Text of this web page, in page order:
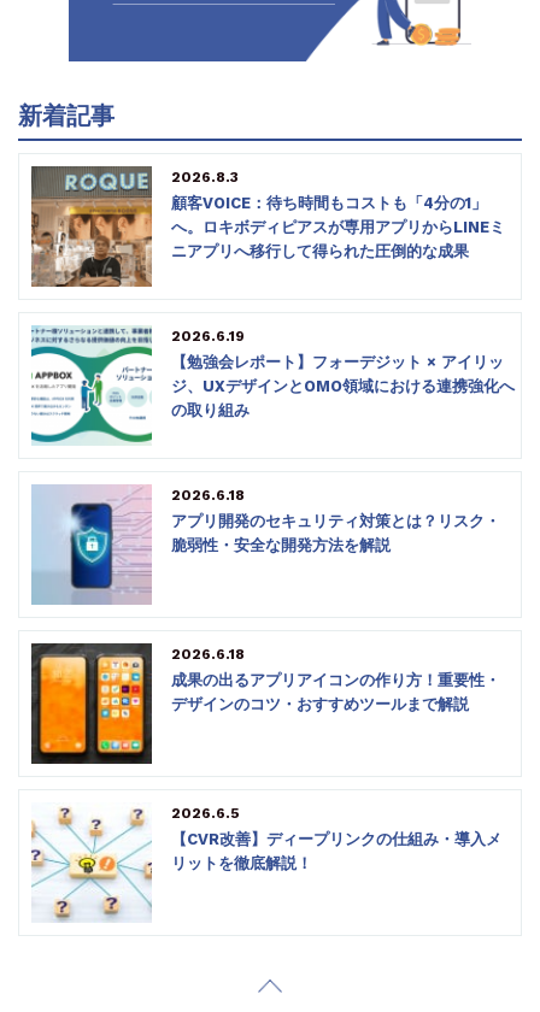
新着記事
2026.8.3
顧客VOICE：待ち時間もコストも「4分の1」
へ。ロキボディピアスが専用アプリからLINEミ
ニアプリへ移行して得られた圧倒的な成果
2026.6.19
【勉強会レポート】フォーデジット × アイリッ
ジ、UXデザインとOMO領域における連携強化へ
の取り組み
2026.6.18
アプリ開発のセキュリティ対策とは？リスク・
脆弱性・安全な開発方法を解説
2026.6.18
成果の出るアプリアイコンの作り方！重要性・
デザインのコツ・おすすめツールまで解説
2026.6.5
【CVR改善】ディープリンクの仕組み・導入メ
リットを徹底解説！